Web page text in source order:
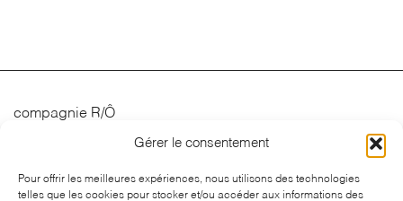
Gérer le consentement
Pour offrir les meilleures expériences, nous utilisons des technologies
telles que les cookies pour stocker et/ou accéder aux informations des
compagnie R/Ô
Calendrier
Actualités